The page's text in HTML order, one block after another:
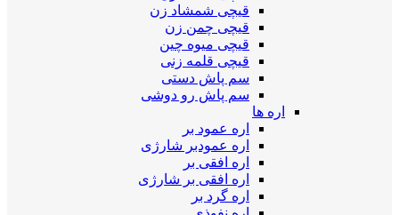
قیچی شمشاد زن
قیچی چمن زن
قیچی میوه چین
قیچی قلمه زنی
سم پاش دستی
سم پاش رو دوشی
اره ها
اره عمود بر
اره عمودبر شارژی
اره افقی بر
اره افقی بر شارژی
اره گرد بر